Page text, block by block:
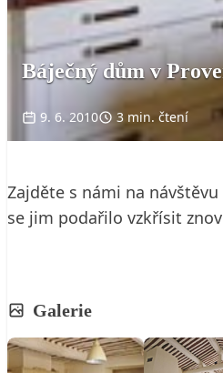
Báječný dům v
9. 6. 2010 3 min. čtení
Zajděte s námi na
se jim podařilo vzkřísit
Galerie